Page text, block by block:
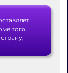
того,